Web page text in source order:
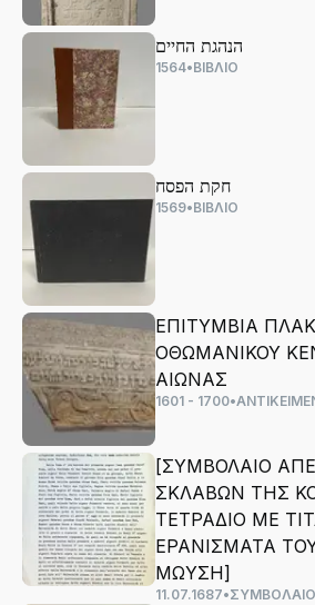
הנהגת החיים
1564•ΒΙΒΛΙΟ
חקת הפסח
1569•ΒΙΒΛΙΟ
ΕΠΙΤΥΜΒΙΑ
ΟΘΩΜΑΝΙΚΟΥ
ΑΙΩΝΑΣ
1601 - 1700•
[ΣΥΜΒΟΛΑΙΟ
ΣΚΛΑΒΩΝ ΤΗΣ
ΤΕΤΡΑΔΙΟ ΜΕ
ΕΡΑΝΙΣΜΑΤΑ
ΜΩΥΣΗ]
11.07.1687•